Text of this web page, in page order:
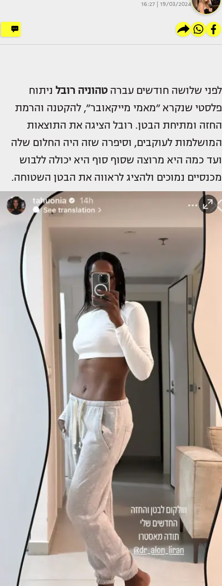
19/03/2024 | 16:27
לפני שלושה חודשים עברה טהוניה רובל ניתוח
פלסטי שנקרא ״מאמי מייקאובר״, להקטנה והרמת
החזה ומתיחת הבטן. רובל הציגה את התוצאות
המושלמות לעוקבים, וסיפרה שזה היה החלום שלה
ועד כמה היא מרוצה שסוף סוף היא יכולה ללבוש
מכנסיים נמוכים ולהציג לראווה את הבטן השטוחה.